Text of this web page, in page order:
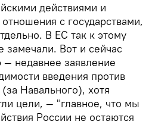
действиями и
с государствами,
В ЕС так к этому
замечали. Вот и сейчас
недавнее заявление
введения против
Навального), хотя
цели, — "главное, что мы
России не остаются